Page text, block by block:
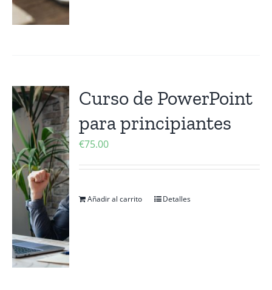
Curso de PowerPoint
para principiantes
€75.00
Añadir al carrito Detalles